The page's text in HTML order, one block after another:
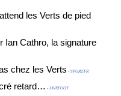
les Verts de pied
Ian Cathro, la signature
chez les Verts - SPORT.FR
retard… - LIVEFOOT